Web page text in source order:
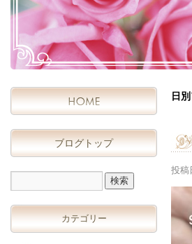
日
投稿
ブログトップ
カテゴリー